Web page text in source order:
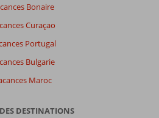
Bonaire
Curaçao
Portugal
Bulgarie
Maroc
DESTINATIONS